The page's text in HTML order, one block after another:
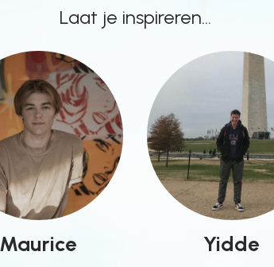
Laat je inspireren...
Maurice
Yidde